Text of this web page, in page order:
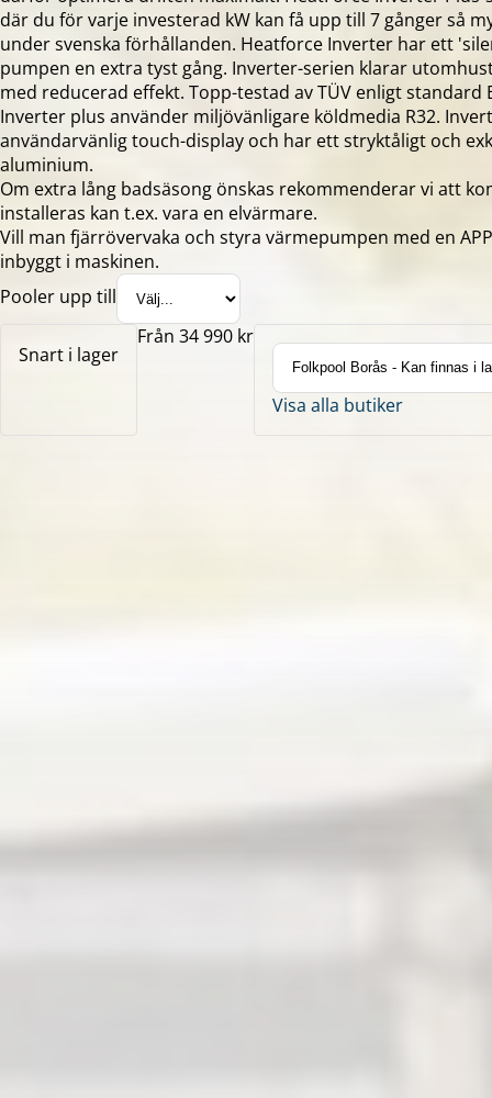
där du för varje investerad kW kan få upp till 7 gånger så
under svenska förhållanden. Heatforce Inverter har ett
pumpen en extra tyst gång. Inverter-serien klarar
med reducerad effekt. Topp-testad av TÜV enligt standard
Inverter plus använder miljövänligare köldmedia R32.
användarvänlig touch-display och har ett stryktåligt och
aluminium.
Om extra lång badsäsong önskas rekommenderar vi att
installeras kan t.ex. vara en elvärmare.
Vill man fjärrövervaka och styra värmepumpen med en
inbyggt i maskinen.
Pooler upp till
Snart i lager
Från 34 990 kr
Visa alla butiker